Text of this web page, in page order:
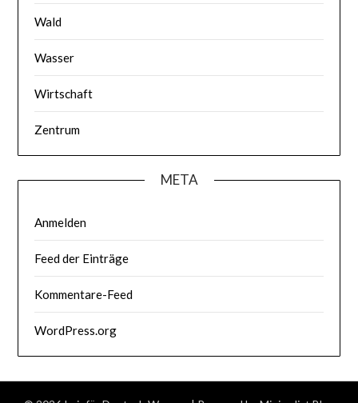
Wald
Wasser
Wirtschaft
Zentrum
META
Anmelden
Feed der Einträge
Kommentare-Feed
WordPress.org